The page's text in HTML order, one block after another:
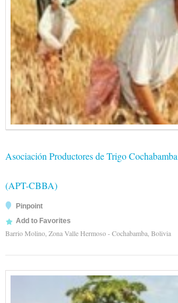
Asociación Productores de Trigo Cochabamba
(APT-CBBA)
Pinpoint
Add to Favorites
Barrio Molino, Zona Valle Hermoso - Cochabamba, Bolivia